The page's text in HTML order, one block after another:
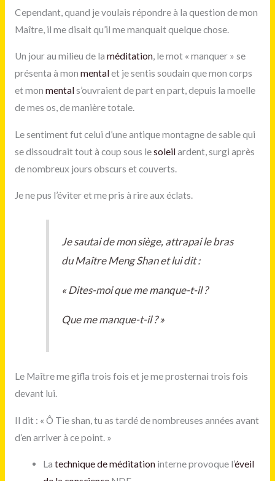
Cependant, quand je voulais répondre à la question de mon
Maître, il me disait qu’il me manquait quelque chose.
Un jour au milieu de la méditation, le mot « manquer » se
présenta à mon mentalet je sentis soudain que mon corps
et mon mentals’ouvraient de part en part, depuis la moelle
de mes os, de manière totale.
Le sentiment fut celui d’une antique montagne de sable qui
se dissoudrait tout à coup sous lesoleilardent, surgi après
de nombreux jours obscurs et couverts.
Je ne pus l’éviter et me pris à rire aux éclats.
Je sautai de mon siège, attrapai le bras
du Maître Meng Shan et lui dit :
« Dites-moi que me manque-t-il ?
Que me manque-t-il ? »
Le Maître me gifla trois fois et je me prosternai trois fois
devant lui.
Il dit : « Ô Tie shan, tu as tardé de nombreuses années avant
d’en arriver à ce point. »
Latechnique de méditation interne provoque l’éveil